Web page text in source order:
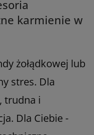
karmienie w
żołądkowej lub
stres. Dla
trudna i
Dla Ciebie -